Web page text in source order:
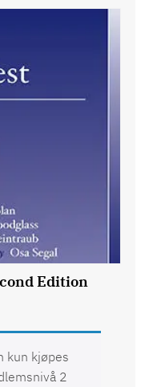
Edition
kun kjøpes
2